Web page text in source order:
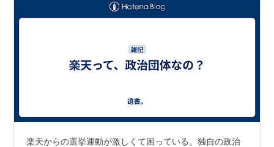
楽天からの選挙運動が激しくて困っている。独自の政治